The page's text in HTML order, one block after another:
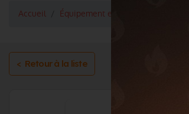
Accueil Équipement et services
< Retour à la liste